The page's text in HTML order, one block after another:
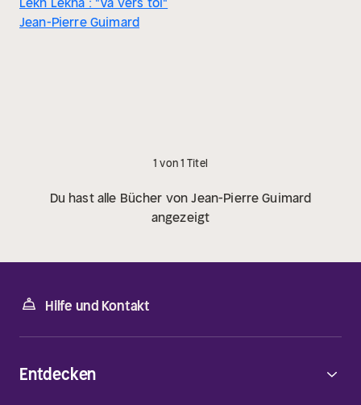
Jean-Pierre Guimard
1 von 1 Titel
Du hast alle Bücher von Jean-Pierre Guimard
angezeigt
Hilfe und Kontakt
Entdecken